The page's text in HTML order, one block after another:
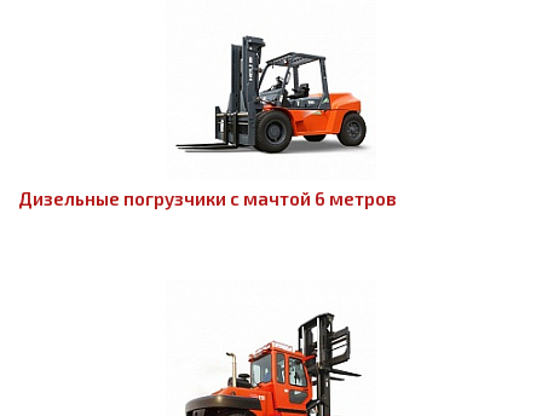
Дизельные погрузчики с мачтой 6 метров